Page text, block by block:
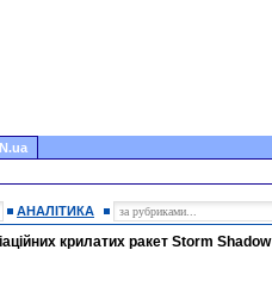
АНАЛІТИКА
крилатих ракет Storm Shadow